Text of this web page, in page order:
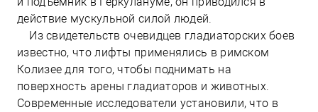
действие мускульной силой людей.
Из свидетельств очевидцев гладиаторских боев
известно, что лифты применялись в римском
Колизее для того, чтобы поднимать на
поверхность арены гладиаторов и животных.
Современные исследователи установили, что в